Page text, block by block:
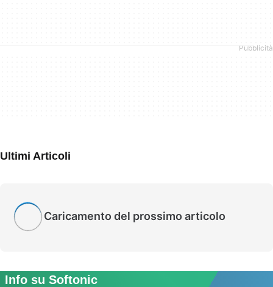
Ultimi Articoli
Caricamento del prossimo articolo
Info su Softonic